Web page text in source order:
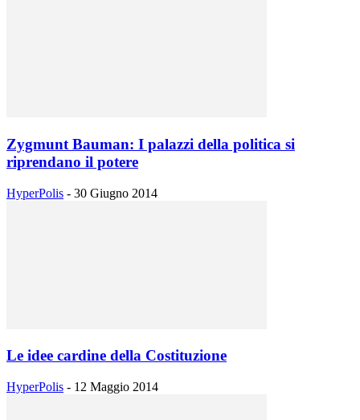
Zygmunt Bauman: I palazzi della politica si
riprendano il potere
HyperPolis - 30 Giugno 2014
Le idee cardine della Costituzione
HyperPolis - 12 Maggio 2014